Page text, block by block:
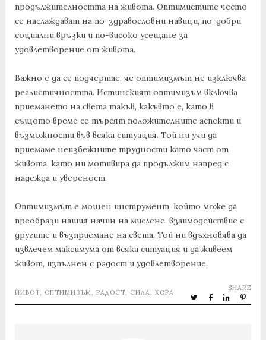
продължителността на живота. Оптимистите често
се наслаждават на по-здравословни навици, по-добри
социални връзки и по-високо усещане за
удовлетворение от живота.
Важно е да се подчертае, че оптимизмът не изключва
реалистичността. Истинският оптимизъм включва
приемането на света такъв, какъвто е, като в
същото време се търсят положителните аспекти и
възможности във всяка ситуация. Той ни учи да
приемаме неизбежните трудности като част от
живота, като ни мотивира да продължим напред с
надежда и увереност.
Оптимизмът е мощен инструмент, който може да
преобрази нашия начин на мислене, взаимодействие с
другите и възприемане на света. Той ни вдъхновява да
извлечем максимума от всяка ситуация и да живеем
живот, изпълнен с радост и удовлетворение.
ЙИВОТ, ОПТИМИЗЪМ, РАДОСТ, СИЛА, ХОРА
SHARE